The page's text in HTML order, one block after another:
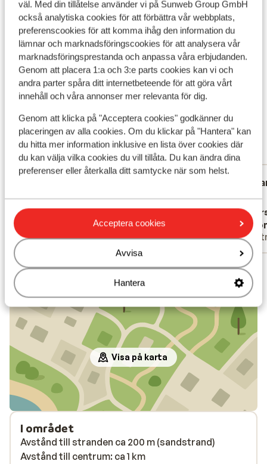
väl. Med din tillåtelse använder vi på Sunweb Group GmbH
också analytiska cookies för att förbättra vår webbplats,
preferenscookies för att komma ihåg den information du
lämnar och marknadsföringscookies för att analysera vår
marknadsföringsprestanda och anpassa våra erbjudanden.
Genom att placera 1:a och 3:e parts cookies kan vi och
andra parter spåra ditt internetbeteende för att göra vårt
innehåll och våra annonser mer relevanta för dig.
Genom att klicka på "Acceptera cookies" godkänner du
placeringen av alla cookies. Om du klickar på "Hantera" kan
du hitta mer information inklusive en lista över cookies där
du kan välja vilka cookies du vill tillåta. Du kan ändra dina
preferenser eller återkalla ditt samtycke när som helst.
Acceptera cookies
Avvisa
Hantera
Hållbarhetscertifierad
Vad våra gäster tycker
Det här är 100 % äkta kundrecensioner som verkligen
speglar deras upplevelser av vår produkt.
8.7 Fantastisk
273 omdömen
Mest bokad av partner
Prima hotel
Prima hotel
Översätt till svenska
Vänner
Non
Non
Visa alla 273 omdömen
Läge
Visa på karta
I området
Avstånd till stranden ca 200 m (sandstrand)
Avstånd till centrum: ca 1 km